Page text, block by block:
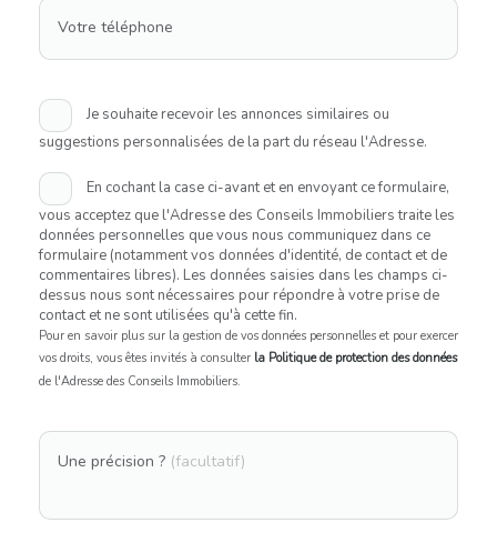
Votre téléphone
Je souhaite recevoir les annonces similaires ou
suggestions personnalisées de la part du réseau l'Adresse.
En cochant la case ci-avant et en envoyant ce formulaire,
vous acceptez que l'Adresse des Conseils Immobiliers traite les
données personnelles que vous nous communiquez dans ce
formulaire (notamment vos données d'identité, de contact et de
commentaires libres). Les données saisies dans les champs ci-
dessus nous sont nécessaires pour répondre à votre prise de
contact et ne sont utilisées qu'à cette fin.
Pour en savoir plus sur la gestion de vos données personnelles et pour exercer
vos droits, vous êtes invités à consulter la Politique de protection des données
de l'Adresse des Conseils Immobiliers.
Une précision ? (facultatif)